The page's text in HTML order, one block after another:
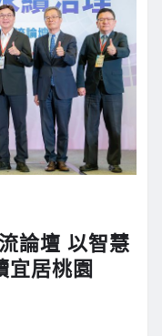
論壇 以智慧
宜居桃園